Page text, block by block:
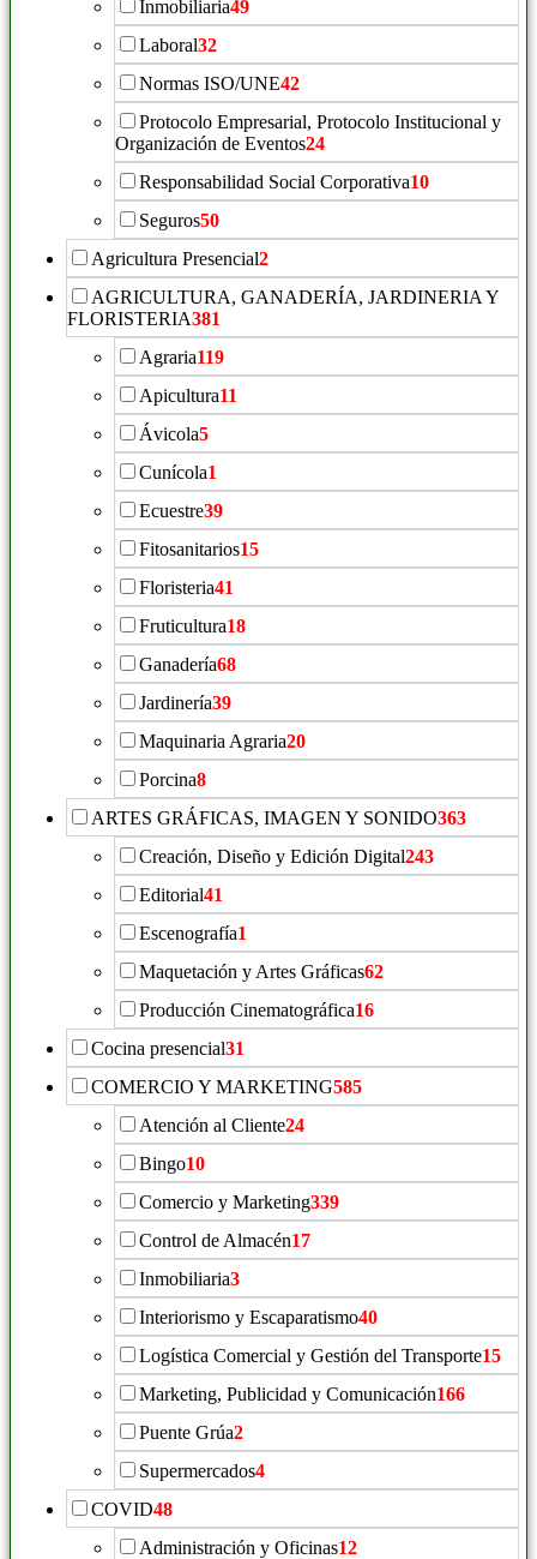
Inmobiliaria49
Laboral32
Normas ISO/UNE42
Protocolo Empresarial, Protocolo Institucional y
Organización de Eventos24
Responsabilidad Social Corporativa10
Seguros50
Agricultura Presencial2
AGRICULTURA, GANADERÍA, JARDINERIA Y
FLORISTERIA381
Agraria119
Apicultura11
Ávicola5
Cunícola1
Ecuestre39
Fitosanitarios15
Floristeria41
Fruticultura18
Ganadería68
Jardinería39
Maquinaria Agraria20
Porcina8
ARTES GRÁFICAS, IMAGEN Y SONIDO363
Creación, Diseño y Edición Digital243
Editorial41
Escenografía1
Maquetación y Artes Gráficas62
Producción Cinematográfica16
Cocina presencial31
COMERCIO Y MARKETING585
Atención al Cliente24
Bingo10
Comercio y Marketing339
Control de Almacén17
Inmobiliaria3
Interiorismo y Escaparatismo40
Logística Comercial y Gestión del Transporte15
Marketing, Publicidad y Comunicación166
Puente Grúa2
Supermercados4
COVID48
Administración y Oficinas12